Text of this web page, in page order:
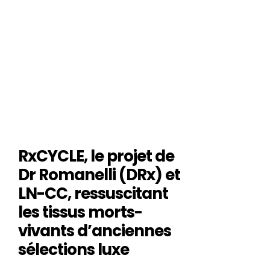
RxCYCLE, le projet de
Dr Romanelli (DRx) et
LN-CC, ressuscitant
les tissus morts-
vivants d’anciennes
sélections luxe